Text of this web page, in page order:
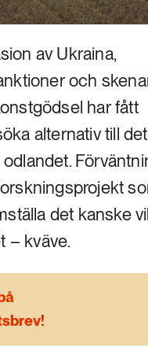
av Ukraina,
och
har fått
alternativ till det
det kanske
– kväve.